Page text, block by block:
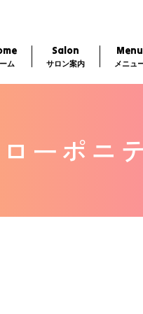
ム
Salon
サロン案内
Menu
メニュ
ローポニ